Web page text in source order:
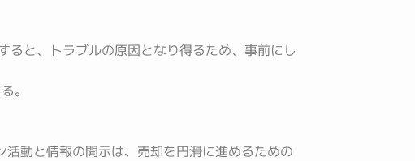
と、トラブルの原因となり得るため、事前にし
。
動と情報の開示は、売却を円滑に進めるための